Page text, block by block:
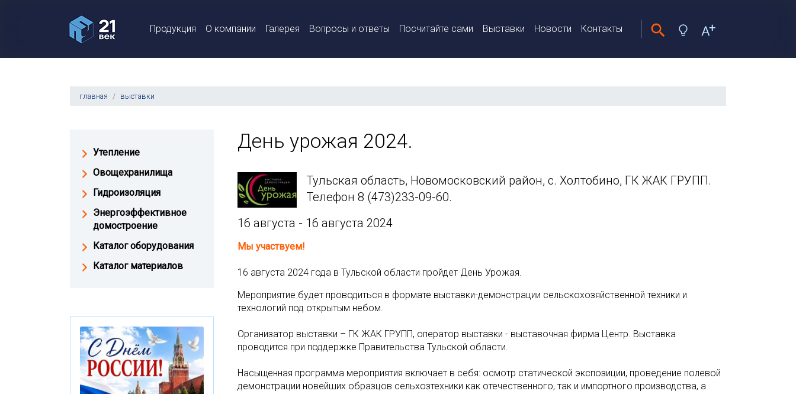
Продукция О компании Галерея Вопросы и ответы Посчитайте сами Выставки Новости Контакты
главная выставки
День урожая 2024.
Тульская область, Новомосковский район, с. Холтобино, ГК ЖАК ГРУПП.
Телефон 8 (473)233-09-60.
16 августа - 16 августа 2024
Мы участвуем!
16 августа 2024 года в Тульской области пройдет День Урожая.
Мероприятие будет проводиться в формате выставки-демонстрации сельскохозяйственной техники и
технологий под открытым небом.
Организатор выставки – ГК ЖАК ГРУПП, оператор выставки - выставочная фирма Центр. Выставка
проводится при поддержке Правительства Тульской области.
Насыщенная программа мероприятия включает в себя: осмотр статической экспозиции, проведение полевой
демонстрации новейших образцов сельхозтехники как отечественного, так и импортного производства, а
Утепление
Овощехранилища
Гидроизоляция
Энергоэффективное
домостроение
Каталог оборудования
Каталог материалов